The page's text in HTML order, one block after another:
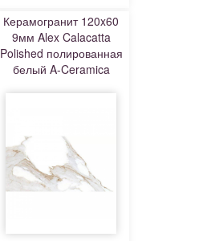
Керамогранит 120x60
9мм Alex Calacatta
Polished полированная
белый A-Ceramica